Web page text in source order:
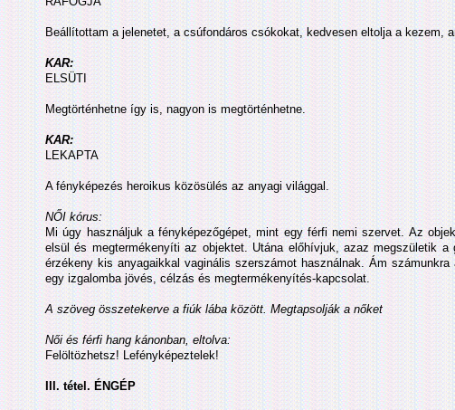
Beállítottam a jelenetet, a csúfondáros csókokat, kedvesen eltolja a kezem,
KAR:
ELSÜTI
Megtörténhetne így is, nagyon is megtörténhetne.
KAR:
LEKAPTA
A fényképezés heroikus közösülés az anyagi világgal.
NŐI kórus:
Mi úgy használjuk a fényképezőgépet, mint egy férfi nemi szervet. Az
elsül és megtermékenyíti az objektet. Utána előhívjuk, azaz megszületik
érzékeny kis anyagaikkal vaginális szerszámot használnak. Ám
egy izgalomba jövés, célzás és megtermékenyítés-kapcsolat.
A szöveg összetekerve a fiúk lába között. Megtapsolják a nőket
Női és férfi hang kánonban, eltolva:
Felöltözhetsz! Lefényképeztelek!
III. tétel. ÉNGÉP